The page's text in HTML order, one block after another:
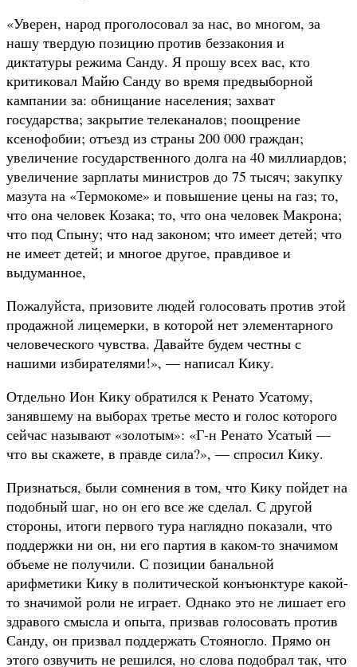
«Уверен, народ проголосовал за нас, во многом, за
нашу твердую позицию против беззакония и
диктатуры режима Санду. Я прошу всех вас, кто
критиковал Майю Санду во время предвыборной
кампании за: обнищание населения; захват
государства; закрытие телеканалов; поощрение
ксенофобии; отъезд из страны 200 000 граждан;
увеличение государственного долга на 40 миллиардов;
увеличение зарплаты министров до 75 тысяч; закупку
мазута на «Термокоме» и повышение цены на газ; то,
что она человек Козака; то, что она человек Макрона;
что под Спыну; что над законом; что имеет детей; что
не имеет детей; и многое другое, правдивое и
выдуманное,
Пожалуйста, призовите людей голосовать против этой
продажной лицемерки, в которой нет элементарного
человеческого чувства. Давайте будем честны с
нашими избирателями!», — написал Кику.
Отдельно Ион Кику обратился к Ренато Усатому,
занявшему на выборах третье место и голос которого
сейчас называют «золотым»: «Г-н Ренато Усатый —
что вы скажете, в правде сила?», — спросил Кику.
Признаться, были сомнения в том, что Кику пойдет на
подобный шаг, но он его все же сделал. С другой
стороны, итоги первого тура наглядно показали, что
поддержки ни он, ни его партия в каком-то значимом
объеме не получили. С позиции банальной
арифметики Кику в политической конъюнктуре какой-
то значимой роли не играет. Однако это не лишает его
здравого смысла и опыта, призвав голосовать против
Санду, он призвал поддержать Стояногло. Прямо он
этого озвучить не решился, но слова подобрал так, что